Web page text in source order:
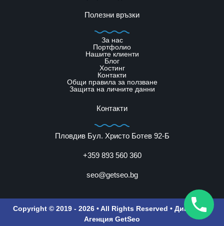
Полезни връзки
За нас
Портфолио
Нашите клиенти
Блог
Хостинг
Контакти
Общи правила за ползване
Защита на личните данни
Контакти
Пловдив Бул. Христо Ботев 92-Б
+359 893 560 360
seo@getseo.bg
Copyright © 2019 - 2026 • All Rights Reserved • Дигитална
Агенция GetSeo